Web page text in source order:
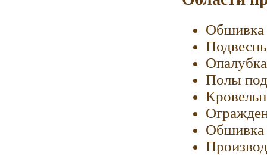
Обшивка
Опалубка
Полы
Обшивка